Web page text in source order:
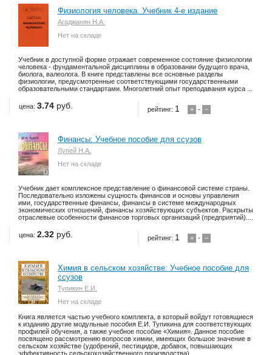
Физиология человека. Учебник 4-е издание
Агаджанян Н.А.
Нет на складе
Учебник в доступной форме отражает современное состояние физиологии
человека - фундаментальной дисциплины в образовании будущего врача,
биолога, валеолога. В книге представлены все основные разделы
физиологии, предусмотренные соответствующими государственными
образовательными стандартами. Многолетний опыт преподавания курса ...
рейтинг: 1 + - −
цена: 3.74 руб.
Финансы: Учебное пособие для ссузов
Лупей Н.А.
Нет на складе
Учебник дает комплексное представление о финансовой системе страны.
Последовательно изложены сущность финансов и основы управления
ими, государственные финансы, финансы в системе международных
экономических отношений, финансы хозяйствующих субъектов. Раскрыты
отраслевые особенности финансов торговых организаций (предприятий)....
рейтинг: 1 + - −
цена: 2.32 руб.
Химия в сельском хозяйстве: Учебное пособие для
ссузов
Тупикин Е.И.
Нет на складе
Книга является частью учебного комплекта, в который войдут готовящиеся
к изданию другие модульные пособия Е.И. Тупикина для соответствующих
профилей обучения, а также учебное пособие «Химия». Данное пособие
посвящено рассмотрению вопросов химии, имеющих большое значение в
сельском хозяйстве (удобрений, пестицидов, добавок, повышающих
эффективность сельскохозяйственного производства)....